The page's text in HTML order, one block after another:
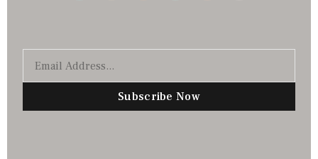
Subscribe Now